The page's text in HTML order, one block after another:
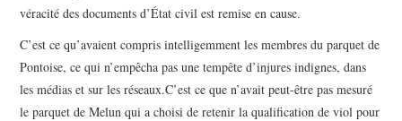
véracité des documents d’État civil est remise en cause.
C’est ce qu’avaient compris intelligemment les membres du parquet de
Pontoise, ce qui n’empêcha pas une tempête d’injures indignes, dans
les médias et sur les réseaux.C’est ce que n’avait peut-être pas mesuré
le parquet de Melun qui a choisi de retenir la qualification de viol pour